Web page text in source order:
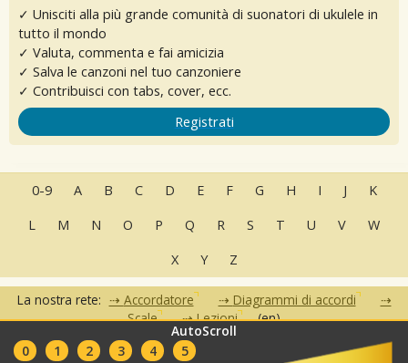
AutoScroll
0
1 2 3 4 5
✓ Unisciti alla più grande comunità di suonatori di ukulele in
tutto il mondo
✓ Valuta, commenta e fai amicizia
✓ Salva le canzoni nel tuo canzoniere
✓ Contribuisci con tabs, cover, ecc.
Registrati
0-9 A B C D E F G H I J
K
L
M N O P Q R S T U V
W
X
Y Z
La nostra rete: Accordatore
Diagrammi di accordi
Scale
Lezioni (en)
FAQ•Contatti•Condizioni d'uso Partner•Club